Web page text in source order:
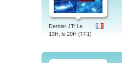
Dernier JT: Le
13H, le 20H (TF1)